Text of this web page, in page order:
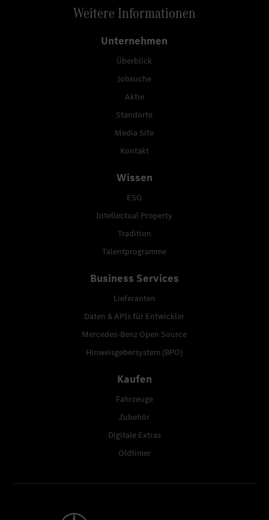
Weitere Informationen
Unternehmen
Überblick
Jobsuche
Aktie
Standorte
Media Site
Kontakt
Wissen
ESG
Intellectual Property
Tradition
Talentprogramme
Business Services
Lieferanten
Daten & APIs für Entwickler
Mercedes-Benz Open Source
Hinweisgebersystem (BPO)
Kaufen
Fahrzeuge
Zubehör
Digitale Extras
Oldtimer